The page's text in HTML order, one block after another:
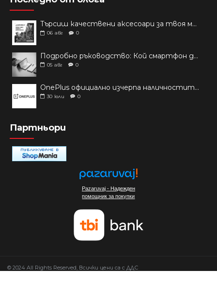
Търсиш качествени аксесоари за твоя модел? Как правилно да защитим новия си смартфон: Ръководство за аксесоари през 2026 г.
06 авг 0
Подробно ръководство: Кой смартфон да купиш през 2026 г.?
05 авг 0
OnePlus официално изчерпа наличностите си от телефони на основни пазари
30 юли 0
Партньори
Pazaruvaj - Надежден
помощник за покупки
© 2024 All Rights Reserved, Всички цени са с ДДС